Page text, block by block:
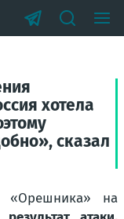
хотела
сказал
«Орешника» на